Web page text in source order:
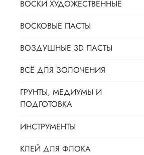
ВОСКИ ХУДОЖЕСТВЕННЫЕ
ВОСКОВЫЕ ПАСТЫ
ВОЗДУШНЫЕ 3D ПАСТЫ
ВСЁ ДЛЯ ЗОЛОЧЕНИЯ
ГРУНТЫ, МЕДИУМЫ И
ПОДГОТОВКА
ИНСТРУМЕНТЫ
КЛЕЙ ДЛЯ ФЛОКА